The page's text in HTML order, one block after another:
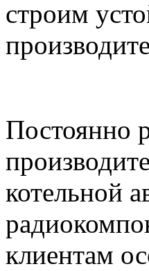
строим
Постоянно
котельной
клиентам